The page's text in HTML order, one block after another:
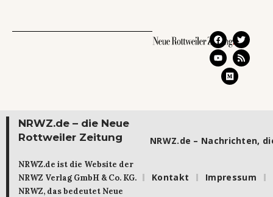
NRWZ.de – die Neue
Rottweiler Zeitung
NRWZ.de ist die Website der
NRWZ Verlag GmbH & Co. KG.
NRWZ, das bedeutet Neue
NRWZ.de – Nachrichten,
Kontakt Impressum